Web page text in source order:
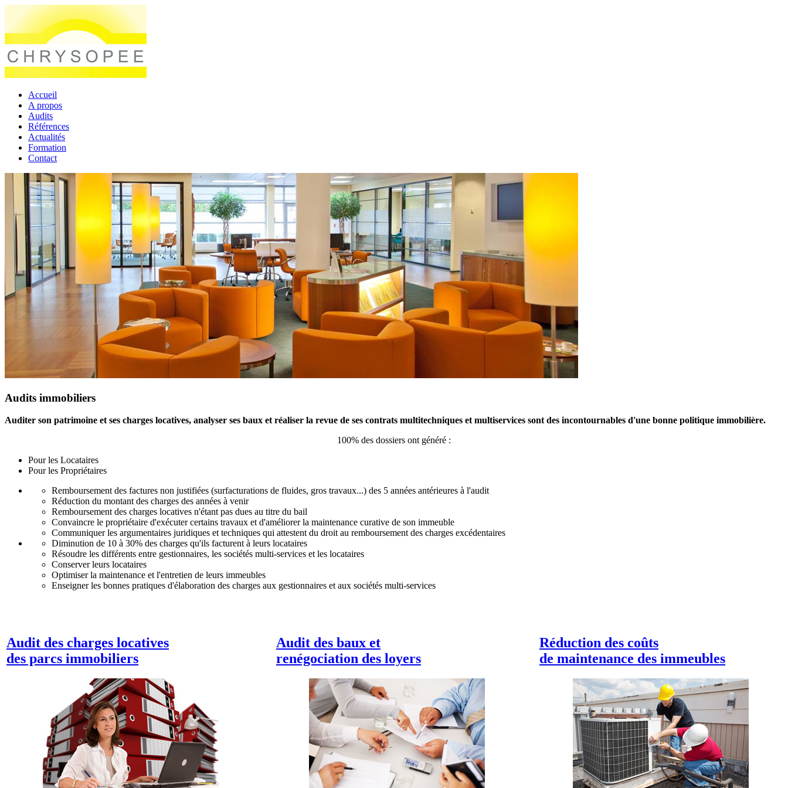
Accueil
A propos
Audits
Références
Actualités
Formation
Contact
Audits immobiliers
Auditer son patrimoine et ses charges locatives, analyser ses baux et réaliser la revue de ses contrats multitechniques et multiservices sont des incontournables d'une bonne politique immobilière.
100% des dossiers ont généré :
Pour les Locataires
Pour les Propriétaires
Remboursement des factures non justifiées (surfacturations de fluides, gros travaux...) des 5 années antérieures à l'audit
Réduction du montant des charges des années à venir
Remboursement des charges locatives n'étant pas dues au titre du bail
Convaincre le propriétaire d'exécuter certains travaux et d'améliorer la maintenance curative de son immeuble
Communiquer les argumentaires juridiques et techniques qui attestent du droit au remboursement des charges excédentaires
Diminution de 10 à 30% des charges qu'ils facturent à leurs locataires
Résoudre les différents entre gestionnaires, les sociétés multi-services et les locataires
Conserver leurs locataires
Optimiser la maintenance et l'entretien de leurs immeubles
Enseigner les bonnes pratiques d'élaboration des charges aux gestionnaires et aux sociétés multi-services
Audit des charges locatives
des parcs immobiliers
Audit des baux et
renégociation des loyers
Réduction des coûts
de maintenance des immeubles